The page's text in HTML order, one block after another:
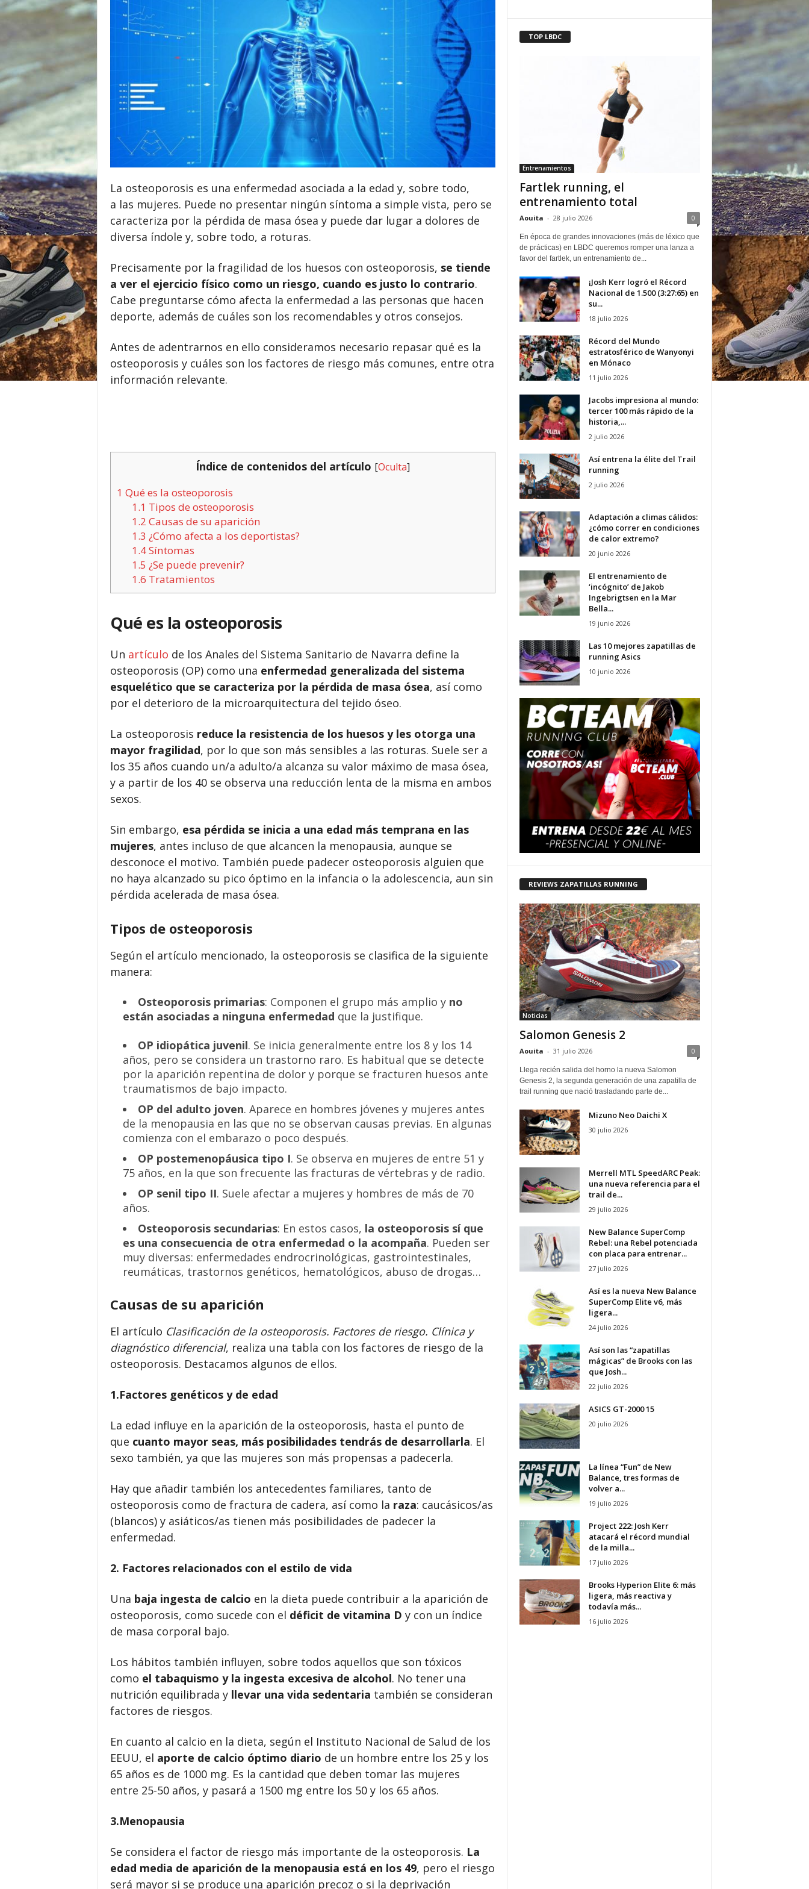
La osteoporosis es una enfermedad asociada a la edad y, sobre todo,
a las mujeres. Puede no presentar ningún síntoma a simple vista, pero se
caracteriza por la pérdida de masa ósea y puede dar lugar a dolores de
diversa índole y, sobre todo, a roturas.
Precisamente por la fragilidad de los huesos con osteoporosis, se tiende
a ver el ejercicio físico como un riesgo, cuando es justo lo contrario.
Cabe preguntarse cómo afecta la enfermedad a las personas que hacen
deporte, además de cuáles son los recomendables y otros consejos.
Antes de adentrarnos en ello consideramos necesario repasar qué es la
osteoporosis y cuáles son los factores de riesgo más comunes, entre otra
información relevante.
Índice de contenidos del artículo [Oculta]
1 Qué es la osteoporosis
1.1 Tipos de osteoporosis
1.2 Causas de su aparición
1.3 ¿Cómo afecta a los deportistas?
1.4Síntomas
1.5 ¿Se puede prevenir?
1.6 Tratamientos
Qué es la osteoporosis
Un artículo de los Anales del Sistema Sanitario de Navarra define la
osteoporosis (OP)como una enfermedad generalizada del sistema
esquelético que se caracteriza por la pérdida de masa ósea, así como
por el deterioro de la microarquitectura del tejido óseo.
La osteoporosis reduce la resistencia de los huesos y les otorga una
mayor fragilidad, por lo que son más sensibles a las roturas. Suele sera
los 35 años cuando un/a adulto/a alcanza su valor máximo de masa ósea,
y a partir de los 40 se observa una reducción lenta de la misma en ambos
sexos.
Sin embargo, esa pérdida se inicia a una edad más temprana en las
mujeres, antes incluso de que alcancen la menopausia, aunque se
desconoce el motivo. También puede padecer osteoporosis alguien que
no haya alcanzado su pico óptimo en la infancia o la adolescencia, aun sin
pérdida acelerada de masa ósea.
Tipos de osteoporosis
Según el artículo mencionado, la osteoporosis se clasifica de la siguiente
manera:
Osteoporosis primarias: Componen el grupo más amplio y no
están asociadas a ninguna enfermedad que la justifique.
OP idiopática juvenil. Se inicia generalmente entre los 8 y los 14
años, pero se considera un trastorno raro. Es habitual que se detecte
por la aparición repentina de dolor y porque se fracturen huesos ante
traumatismos de bajo impacto.
OP del adulto joven. Aparece en hombres jóvenes y mujeres antes
de la menopausia en las que no se observan causas previas. En algunas
comienza con el embarazo o poco después.
OP postemenopáusica tipo I. Se observa en mujeres de entre 51 y
75 años, en la que son frecuente las fracturas de vértebras y de radio.
OP senil tipo II. Suele afectar a mujeres y hombres de más de 70
años.
Osteoporosis secundarias: En estos casos, la osteoporosis sí que
es una consecuencia de otra enfermedad o la acompaña. Pueden ser
muy diversas: enfermedades endrocrinológicas, gastrointestinales,
reumáticas, trastornos genéticos, hematológicos, abuso de drogas…
Causas de su aparición
El artículo Clasificación de la osteoporosis. Factores de riesgo. Clínica y
diagnóstico diferencial, realiza una tabla con los factores de riesgo de la
osteoporosis. Destacamos algunos de ellos.
1.Factores genéticos y de edad
La edad influye en la aparición de la osteoporosis, hasta el punto de
que cuanto mayor seas, más posibilidades tendrás de desarrollarla. El
sexo también, ya que las mujeres son más propensas a padecerla.
Hay que añadir también los antecedentes familiares, tanto de
osteoporosis como de fractura de cadera, así como la raza: caucásicos/as
(blancos) y asiáticos/as tienen más posibilidades de padecer la
enfermedad.
2. Factores relacionados con el estilo de vida
Una baja ingesta de calcio en la dieta puede contribuir a la aparición de
osteoporosis, como sucede con el déficit de vitamina D y con un índice
de masa corporal bajo.
Los hábitos también influyen, sobre todos aquellos que son tóxicos
como el tabaquismo y la ingesta excesiva de alcohol. No tener una
nutrición equilibrada y llevar una vida sedentaria también se consideran
factores de riesgos.
En cuanto al calcio en la dieta, según el Instituto Nacional de Salud de los
EEUU, el aporte de calcio óptimo diario de un hombre entre los 25 y los
65 años es de 1000 mg. Es la cantidad que deben tomar las mujeres
entre 25-50 años, y pasará a 1500 mg entre los 50 y los 65 años.
3.Menopausia
Se considera el factor de riesgo más importante de la osteoporosis. La
edad media de aparición de la menopausia está en los 49, pero el riesgo
será mayor si se produce una aparición precoz o si la deprivación
TOP LBDC
Entrenamientos
Fartlek running, el
entrenamiento total
Aouita - 28 julio 2026 0
En época de grandes innovaciones (más de léxico que
de prácticas) en LBDC queremos romper una lanza a
favor del fartlek, un entrenamiento de...
¡Josh Kerr logró el Récord
Nacional de 1.500 (3:27:65) en
su...
18 julio 2026
Récord del Mundo
estratosférico de Wanyonyi
en Mónaco
11 julio 2026
Jacobs impresiona al mundo:
tercer 100 más rápido de la
historia,...
2 julio 2026
Así entrena la élite del Trail
running
2 julio 2026
Adaptación a climas cálidos:
¿cómo correr en condiciones
de calor extremo?
20 junio 2026
El entrenamiento de
‘incógnito’ de Jakob
Ingebrigtsen en la Mar
Bella...
19 junio 2026
Las 10 mejores zapatillas de
running Asics
10 junio 2026
REVIEWS ZAPATILLAS RUNNING
Noticias
Salomon Genesis 2
Aouita - 31 julio 2026 0
Llega recién salida del horno la nueva Salomon
Genesis 2, la segunda generación de una zapatilla de
trail running que nació trasladando parte de...
Mizuno Neo Daichi X
30 julio 2026
Merrell MTL SpeedARC Peak:
una nueva referencia para el
trail de...
29 julio 2026
New Balance SuperComp
Rebel: una Rebel potenciada
con placa para entrenar...
27 julio 2026
Así es la nueva New Balance
SuperComp Elite v6, más
ligera...
24 julio 2026
Así son las “zapatillas
mágicas” de Brooks con las
que Josh...
22 julio 2026
ASICS GT-2000 15
20 julio 2026
La línea “Fun” de New
Balance, tres formas de
volver a...
19 julio 2026
Project 222: Josh Kerr
atacará el récord mundial
de la milla...
17 julio 2026
Brooks Hyperion Elite 6: más
ligera, más reactiva y
todavía más...
16 julio 2026